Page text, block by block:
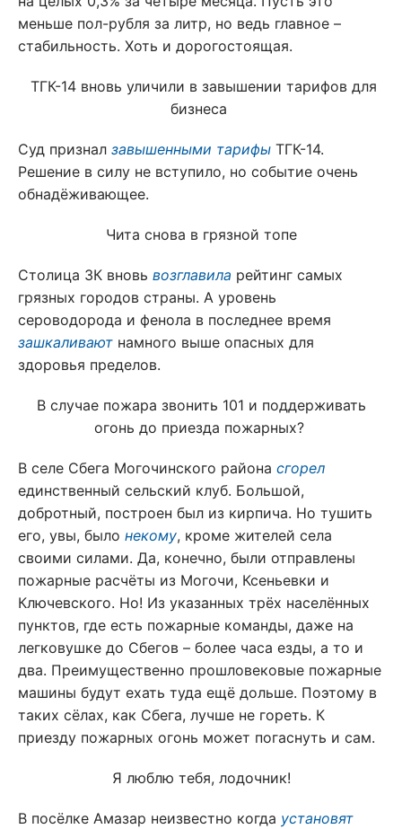
меньше пол-рубля за литр, но ведь главное –
стабильность. Хоть и дорогостоящая.
ТГК-14 вновь уличили в завышении тарифов для
бизнеса
Суд признал завышенными тарифы ТГК-14.
Решение в силу не вступило, но событие очень
обнадёживающее.
Чита снова в грязной топе
Столица ЗК вновь возглавила рейтинг самых
грязных городов страны. А уровень
сероводорода и фенола в последнее время
зашкаливают намного выше опасных для
здоровья пределов.
В случае пожара звонить 101 и поддерживать
огонь до приезда пожарных?
В селе Сбега Могочинского района сгорел
единственный сельский клуб. Большой,
добротный, построен был из кирпича. Но тушить
его, увы, было некому, кроме жителей села
своими силами. Да, конечно, были отправлены
пожарные расчёты из Могочи, Ксеньевки и
Ключевского. Но! Из указанных трёх населённых
пунктов, где есть пожарные команды, даже на
легковушке до Сбегов – более часа езды, а то и
два. Преимущественно прошловековые пожарные
машины будут ехать туда ещё дольше. Поэтому в
таких сёлах, как Сбега, лучше не гореть. К
приезду пожарных огонь может погаснуть и сам.
Я люблю тебя, лодочник!
В посёлке Амазар неизвестно когда установят